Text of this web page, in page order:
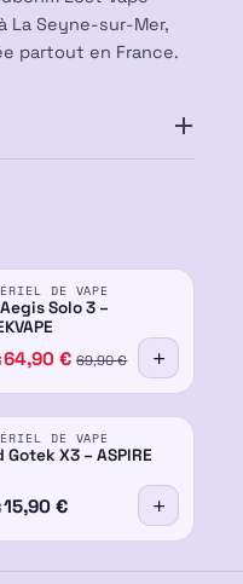
La Seyne-sur-Mer,
partout en France.
DE VAPE
Solo 3 –
64,90€ 69,90€
DE VAPE
Gotek X3 – ASPIRE
15,90€